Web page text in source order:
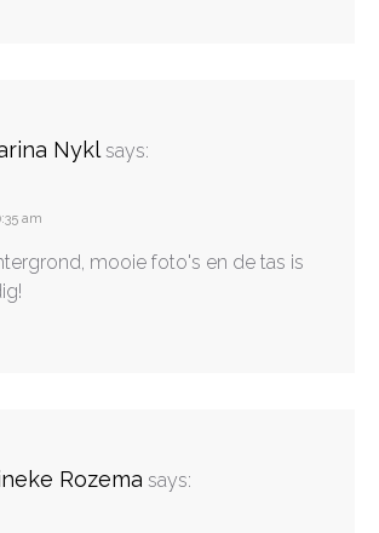
Nykl says:
am
mooie foto's en de tas is
Rozema says: